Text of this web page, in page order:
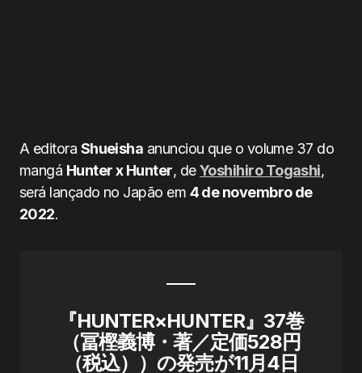
A editora Shueisha anunciou que o volume 37 do
mangá Hunter x Hunter, deYoshihiro Togashi,
será lançado no Japão em 4 de novembro de
2022.
『HUNTER×HUNTER』37巻
（冨樫義博・著／定価528円
（税込））の発売が11月4日